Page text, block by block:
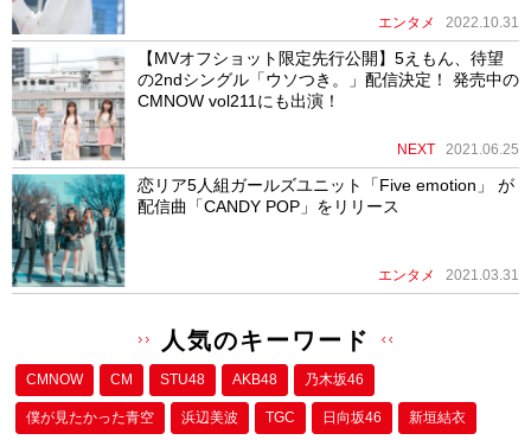
エンタメ 2022.10.31
【MVオフショット限定先行公開】5えもん、待望
の2ndシングル「ウソつき。」配信決定！ 発売中の
CMNOW vol211にも出演！
NEXT 2021.06.25
恋リア5人組ガールズユニット「Five emotion」 が
配信曲「CANDY POP」をリリース
エンタメ 2021.03.31
人気のキーワード
CMNOW CM STU48 AKB48 乃木坂46
僕が⾒たかった⻘空 浜辺美波 TGC 日向坂46 新垣結衣